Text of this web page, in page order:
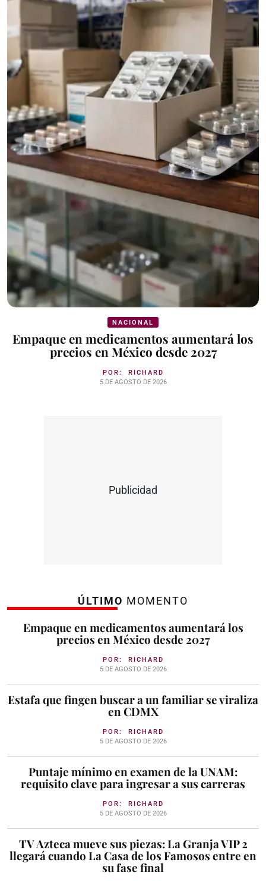
NACIONAL
Empaque en medicamentos aumentará los
precios en México desde 2027
POR: RICHARD
5 DE AGOSTO DE 2026
Publicidad
ÚLTIMO MOMENTO
Empaque en medicamentos aumentará los
precios en México desde 2027
POR: RICHARD
5 DE AGOSTO DE 2026
Estafa que fingen buscar a un familiar se viraliza
en CDMX
POR: RICHARD
5 DE AGOSTO DE 2026
Puntaje mínimo en examen de la UNAM:
requisito clave para ingresar a sus carreras
POR: RICHARD
5 DE AGOSTO DE 2026
TV Azteca mueve sus piezas: La Granja VIP 2
llegará cuando La Casa de los Famosos entre en
su fase final